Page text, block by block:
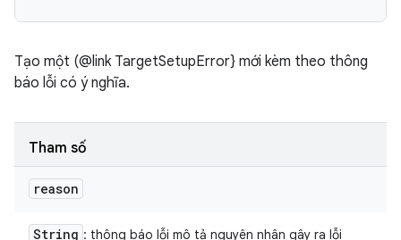
Tạo một (@link TargetSetupError} mới kèm theo thông
báo lỗi có ý nghĩa.
Tham số
reason
String : thông báo lỗi mô tả nguyên nhân gây ra lỗi